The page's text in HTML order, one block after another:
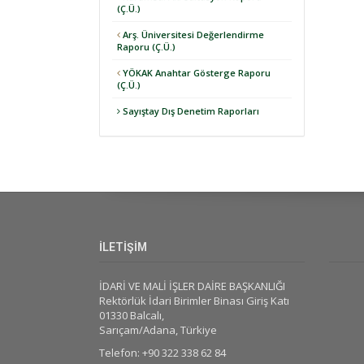
(Ç.Ü.)
Arş. Üniversitesi Değerlendirme
Raporu (Ç.Ü.)
YÖKAK Anahtar Gösterge Raporu
(Ç.Ü.)
Sayıştay Dış Denetim Raporları
İLETİŞİM
İDARİ VE MALİ İŞLER DAİRE BAŞKANLIĞI
Rektörlük İdari Birimler Binası Giriş Katı
01330 Balcalı,
Sarıçam/Adana, Türkiye
Telefon: +90 322 338 62 84